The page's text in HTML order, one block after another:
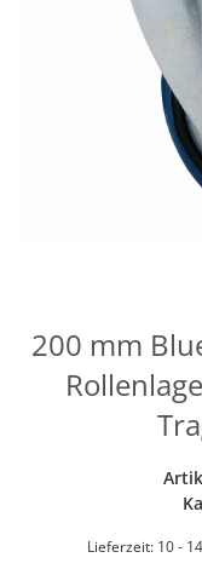
200 mm
Lieferzeit: 10 -